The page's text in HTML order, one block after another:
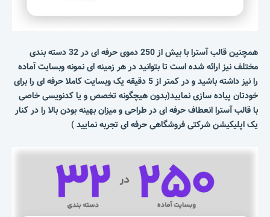
همچنین قالب آسترا با بیش از 250 دموی حرفه ای در 32 دسته بندی
مختلف نیز ارائه شده است تا بتوانید در هر زمینه ای نمونه وبسایت آماده
را نیز داشته باشید و در کمتر از 5 دقیقه یک وبسایت کاملا حرفه ای را برای
خودتان پیاده سازی نمایید(بدون هیچگونه تخصص و یا کدنویسی خاصی
با قالب آسترا انعطاف حرفه ای در طراحی و میزان بهینه بودن بالا را در کنار
یک اپلیکیشن شرکتی فروشگاهی حرفه ای تجربه نمایید )